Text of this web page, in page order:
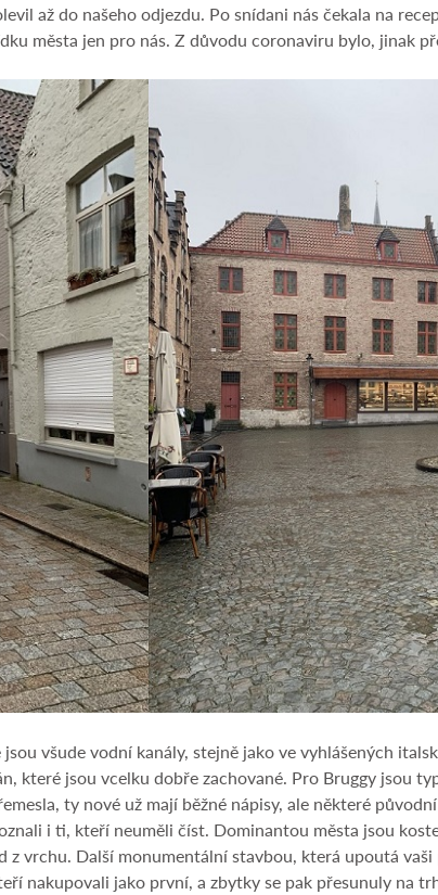
až do našeho odjezdu. Po snídani nás čekala na
města jen pro nás. Z důvodu coronaviru bylo, jinak
všude vodní kanály, stejně jako ve vyhlášených
které jsou vcelku dobře zachované. Pro Bruggy jsou
ty nové už mají běžné nápisy, ale některé
i ti, kteří neuměli číst. Dominantou města jsou
z vrchu. Další monumentální stavbou, která upoutá
nakupovali jako první, a zbytky se pak přesunuly na